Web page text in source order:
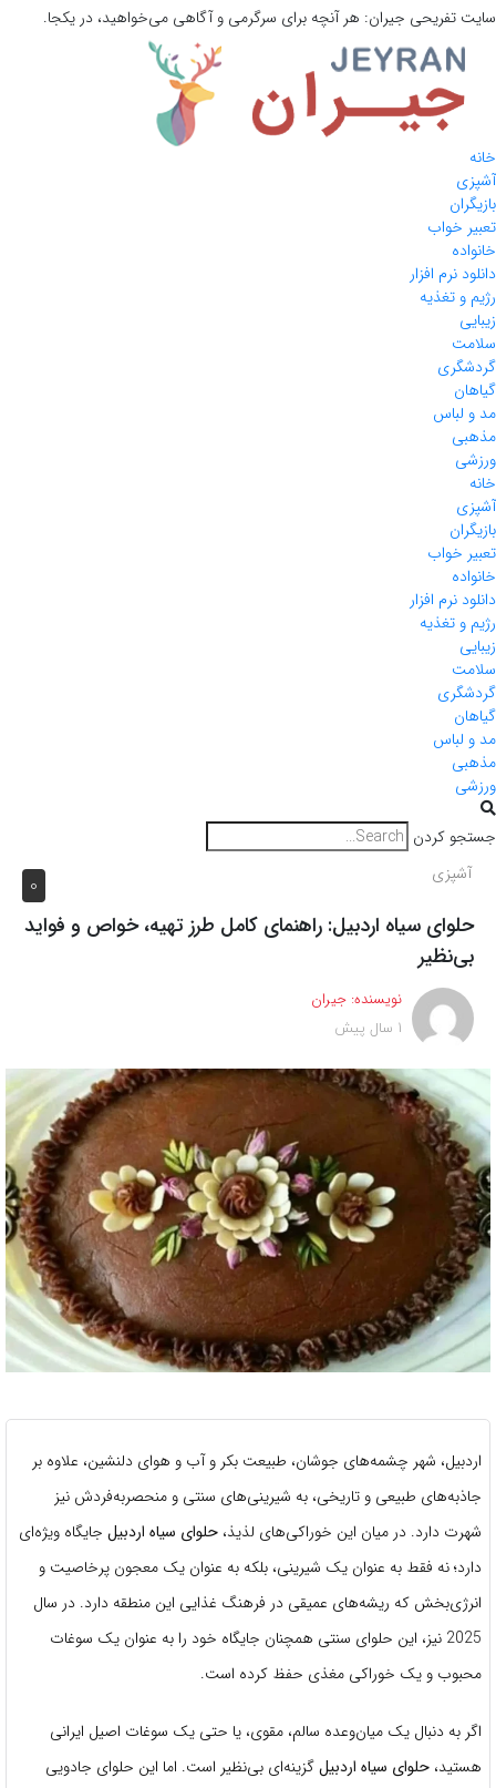
سایت تفریحی جیران: هر آنچه برای سرگرمی و آگاهی می‌خواهید، در یکجا.
خانه
آشپزی
بازیگران
تعبیر خواب
خانواده
دانلود نرم افزار
رژیم و تغذیه
زیبایی
سلامت
گردشگری
گیاهان
مد و لباس
مذهبی
ورزشی
خانه
آشپزی
بازیگران
تعبیر خواب
خانواده
دانلود نرم افزار
رژیم و تغذیه
زیبایی
سلامت
گردشگری
گیاهان
مد و لباس
مذهبی
ورزشی
جستجو کردن
0 آشپزی
حلوای سیاه اردبیل: راهنمای کامل طرز تهیه، خواص و فواید
بی‌نظیر
نویسنده: جیران
1 سال پیش
اردبیل، شهر چشمه‌های جوشان، طبیعت بکر و آب و هوای دلنشین، علاوه بر
جاذبه‌های طبیعی و تاریخی، به شیرینی‌های سنتی و منحصربه‌فردش نیز
شهرت دارد. در میان این خوراکی‌های لذیذ، حلوای سیاه اردبیل جایگاه ویژه‌ای
دارد؛ نه فقط به عنوان یک شیرینی، بلکه به عنوان یک معجون پرخاصیت و
انرژی‌بخش که ریشه‌های عمیقی در فرهنگ غذایی این منطقه دارد. در سال
2025 نیز، این حلوای سنتی همچنان جایگاه خود را به عنوان یک سوغات
محبوب و یک خوراکی مغذی حفظ کرده است.
اگر به دنبال یک میان‌وعده سالم، مقوی، یا حتی یک سوغات اصیل ایرانی
هستید، حلوای سیاه اردبیلگزینه‌ای بی‌نظیر است. اما این حلوای جادویی